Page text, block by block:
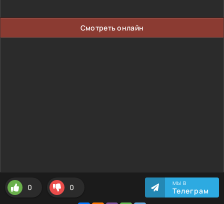
Смотреть онлайн
0 0 МЫ В
Телеграм